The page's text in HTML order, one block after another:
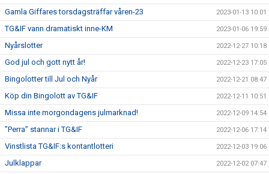
Gamla Giffares torsdagsträffar våren-23 2023-01-13 10:01
TG&IF vann dramatiskt inne-KM 2023-01-06 19:59
Nyårslotter 2022-12-27 10:18
God jul och gott nytt år! 2022-12-23 17:05
Bingolotter till Jul och Nyår 2022-12-21 08:47
Köp din Bingolott av TG&IF 2022-12-11 10:51
Missa inte morgondagens julmarknad! 2022-12-09 14:54
”Perra” stannar i TG&IF 2022-12-06 17:14
Vinstlista TG&IF:s kontantlotteri 2022-12-03 19:06
Julklappar 2022-12-02 07:47